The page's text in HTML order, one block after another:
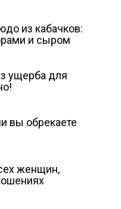
из кабачков:
и сыром
ущерба для
вы обрекаете
женщин,